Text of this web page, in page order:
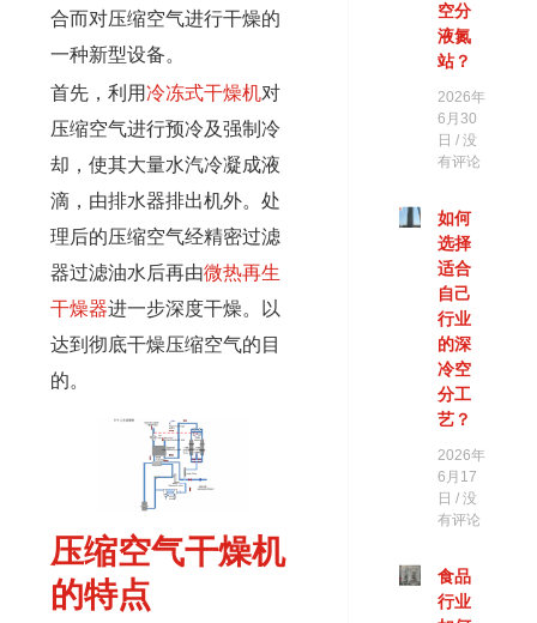
合而对压缩空气进行干燥的
一种新型设备。
首先，利用冷冻式干燥机对
压缩空气进行预冷及强制冷
却，使其大量水汽冷凝成液
滴，由排水器排出机外。处
理后的压缩空气经精密过滤
器过滤油水后再由微热再生
干燥器进一步深度干燥。以
达到彻底干燥压缩空气的目
的。
压缩空气干燥机
的特点
空分
液氮
站？
2026年
6月30
日 没
有评论
如何
选择
适合
自己
行业
的深
冷空
分工
艺？
2026年
6月17
日 没
有评论
食品
行业